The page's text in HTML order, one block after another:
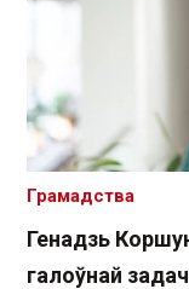
Генадзь
галоўнай
Грамадства